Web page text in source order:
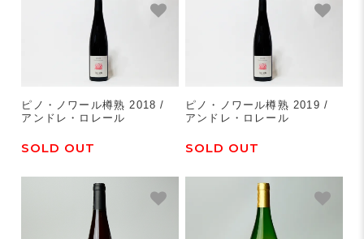
ピノ・ノワール樽熟 2018 /
アンドレ・ロレール
SOLD OUT
ピノ・ノワール樽熟 2019 /
アンドレ・ロレール
SOLD OUT